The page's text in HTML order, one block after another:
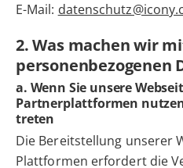
E-Mail:
2. Was machen wir
personenbezogenen
a. Wenn Sie unsere
Partnerplattformen
treten
Die Bereitstellung unserer
Plattformen erfordert die